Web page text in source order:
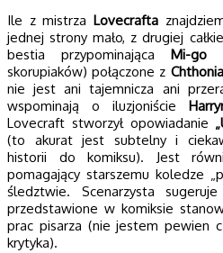
Ile z mistrza Lovecrafta
jednej strony mało, z drugiej
bestia przypominająca Mi-go
skorupiaków) połączone z
nie jest ani tajemnicza ani
wspominają o iluzjoniście
Lovecraft stworzył opowiadanie
(to akurat jest subtelny i
historii do komiksu). Jest
pomagający starszemu koledze
śledztwie. Scenarzysta
przedstawione w komiksie
prac pisarza (nie jestem pewien
krytyka).